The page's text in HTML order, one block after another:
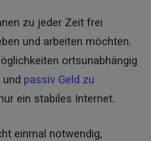
zu jeder Zeit frei
und arbeiten möchten.
ortsunabhängig
passiv Geld zu
ein stabiles Internet.
einmal notwendig,